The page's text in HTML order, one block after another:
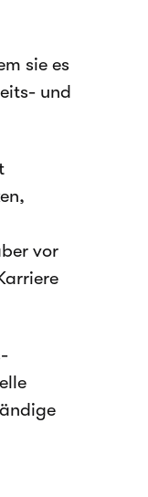
sie es
und
vor